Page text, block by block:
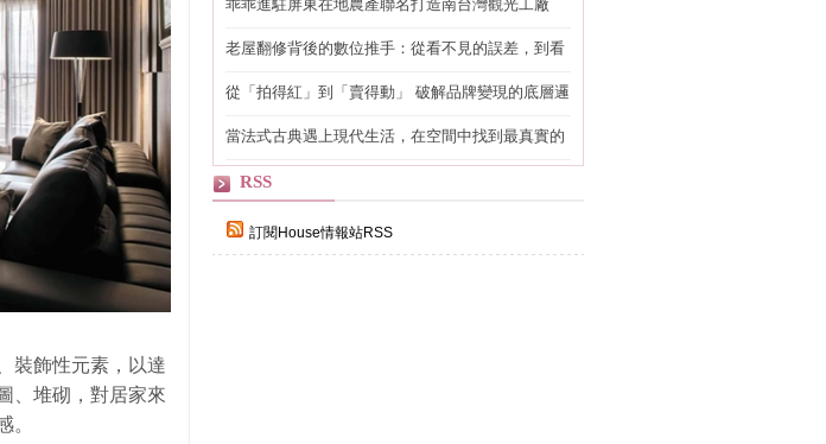
裝飾性元素，以達
、堆砌，對居家來
。
乖乖進駐屏東在地農產聯名打造南台灣觀光工廠
老屋翻修背後的數位推手：從看不見的誤差，到看
從「拍得紅」到「賣得動」 破解品牌變現的底層邏
當法式古典遇上現代生活，在空間中找到最真實的
RSS
訂閱House情報站RSS